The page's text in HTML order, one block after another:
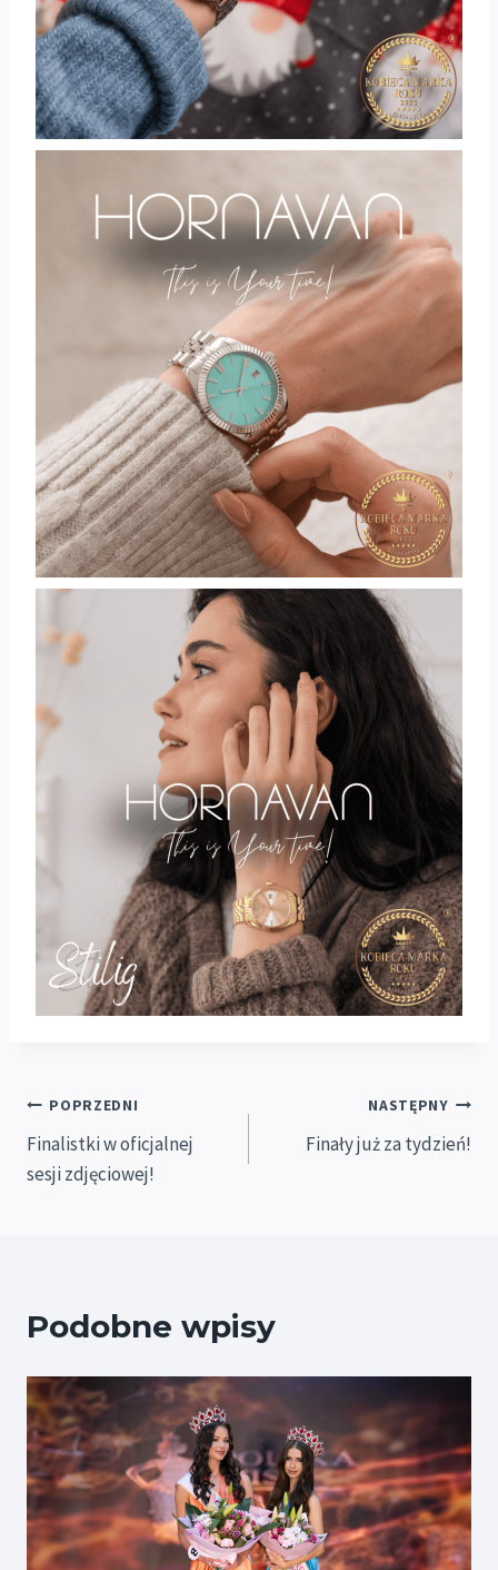
Nawigacja
wpisu
POPRZEDNI
Finalistki w oficjalnej
sesji zdjęciowej!
NASTĘPNY
Finały już za tydzień!
Podobne wpisy